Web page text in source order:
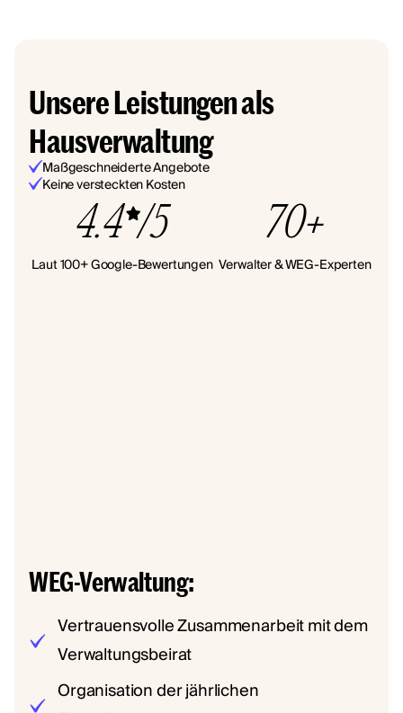
Unsere Leistungen als
Hausverwaltung
Maßgeschneiderte Angebote
Keine versteckten Kosten
4.4 /5
Laut 100+ Google-Bewertungen
70+
Verwalter & WEG-Experten
WEG-Verwaltung:
Vertrauensvolle Zusammenarbeit mit dem
Verwaltungsbeirat
Organisation der jährlichen